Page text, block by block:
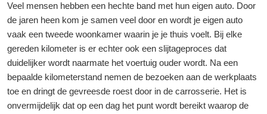
Veel mensen hebben een hechte band met hun eigen auto. Door
de jaren heen kom je samen veel door en wordt je eigen auto
vaak een tweede woonkamer waarin je je thuis voelt. Bij elke
gereden kilometer is er echter ook een slijtageproces dat
duidelijker wordt naarmate het voertuig ouder wordt. Na een
bepaalde kilometerstand nemen de bezoeken aan de werkplaats
toe en dringt de gevreesde roest door in de carrosserie. Het is
onvermijdelijk dat op een dag het punt wordt bereikt waarop de